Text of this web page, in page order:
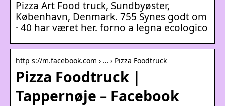
Pizza Art Food truck, Sundbyøster,
København, Denmark. 755 Synes godt om
· 40 har været her. forno a legna ecologico
http s://m.facebook.com › … › Pizza Foodtruck
Pizza Foodtruck |
Tappernøje – Facebook